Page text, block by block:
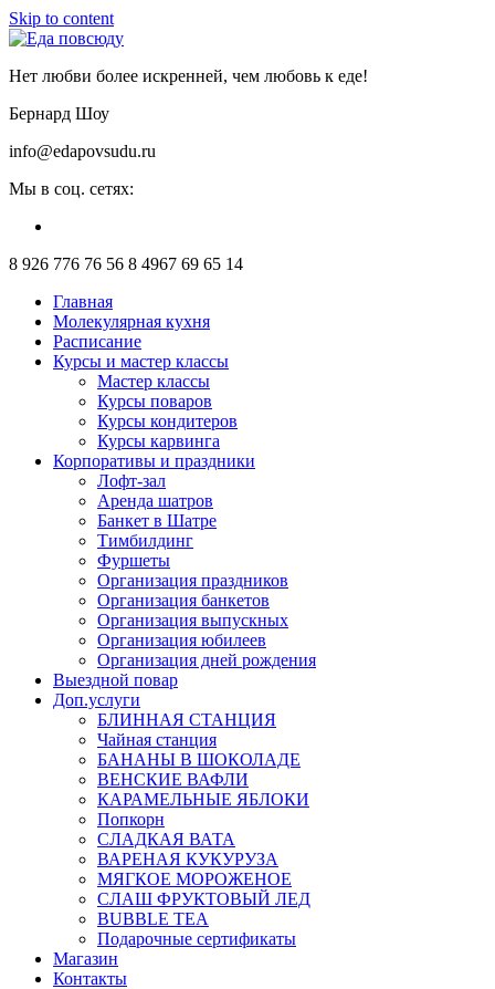
Skip to content
Нет любви более искренней, чем любовь к еде!
Бернард Шоу
info@edapovsudu.ru
Мы в соц. сетях:
8 926 776 76 56 8 4967 69 65 14
Главная
Молекулярная кухня
Расписание
Курсы и мастер классы
Мастер классы
Курсы поваров
Курсы кондитеров
Курсы карвинга
Корпоративы и праздники
Лофт-зал
Аренда шатров
Банкет в Шатре
Тимбилдинг
Фуршеты
Организация праздников
Организация банкетов
Организация выпускных
Организация юбилеев
Организация дней рождения
Выездной повар
Доп.услуги
БЛИННАЯ СТАНЦИЯ
Чайная станция
БАНАНЫ В ШОКОЛАДЕ
ВЕНСКИЕ ВАФЛИ
КАРАМЕЛЬНЫЕ ЯБЛОКИ
Попкорн
СЛАДКАЯ ВАТА
ВАРЕНАЯ КУКУРУЗА
МЯГКОЕ МОРОЖЕНОЕ
СЛАШ ФРУКТОВЫЙ ЛЕД
BUBBLE TEA
Подарочные сертификаты
Магазин
Контакты